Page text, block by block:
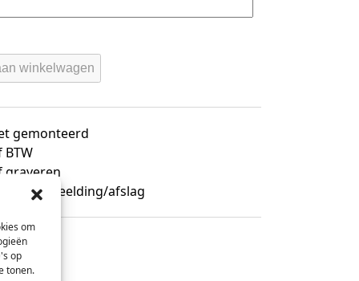
om
op
tonen.
winkelwagen
gemonteerd
graveren
sportafbeelding/afslag